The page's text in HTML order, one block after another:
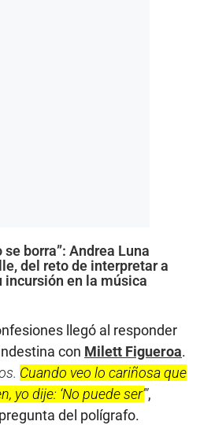
se borra”: Andrea Luna
del reto de interpretar a
incursión en la música
llegó al responder
con Milett Figueroa.
Cuando veo lo cariñosa que
yo dije: ‘No puede ser’”,
del polígrafo.